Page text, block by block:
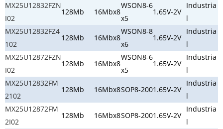
MX25U12832FZN
I02
128Mb 16Mbx8
WSON8-6
x5
1.65V-2V
Industria
l
MX25U12832FZ4
102
128Mb 16Mbx8
WSON8-8
x6
1.65V-2V
Industria
l
MX25U12872FZN
I02
128Mb 16Mbx8
WSON8-6
x5
1.65V-2V
Industria
l
MX25U12832FM
2102
128Mb 16Mbx8SOP8-2001.65V-2V
Industria
l
MX25U12872FM
2I02
128Mb 16Mbx8SOP8-2001.65V-2V
Industria
l